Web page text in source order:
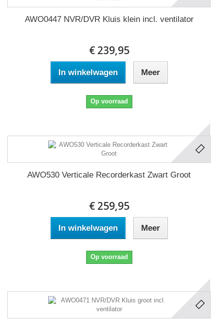
AWO0447 NVR/DVR Kluis klein incl. ventilator
€ 239,95
In winkelwagen Meer
Op voorraad
AWO530 Verticale Recorderkast Zwart Groot
€ 259,95
In winkelwagen Meer
Op voorraad